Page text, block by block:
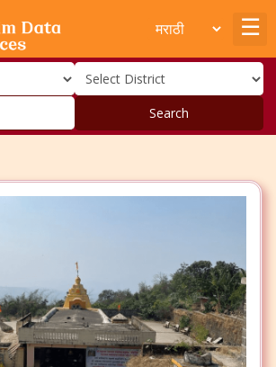
Search